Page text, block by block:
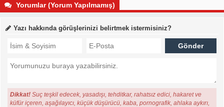
Yorumlar (Yorum Yapılmamış)
Yazı hakkında görüşlerinizi belirtmek istermisiniz?
Dikkat! Suç teşkil edecek, yasadışı, tehditkar, rahatsız edici, hakaret ve
küfür içeren, aşağılayıcı, küçük düşürücü, kaba, pornografik, ahlaka aykırı,